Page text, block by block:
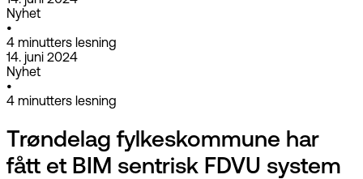
Nyhet
•
4 minutters lesning
14. juni 2024
Nyhet
•
4 minutters lesning
Trøndelag fylkeskommune har
fått et BIM sentrisk FDVU system